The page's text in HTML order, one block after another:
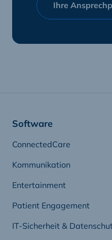
Ihre
Software
ConnectedCare
Kommunikation
Entertainment
Patient Engagement
IT-Sicherheit &